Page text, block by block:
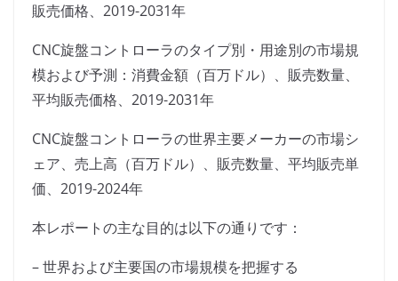
販売価格、2019-2031年
CNC旋盤コントローラのタイプ別・用途別の市場規
模および予測：消費金額（百万ドル）、販売数量、
平均販売価格、2019-2031年
CNC旋盤コントローラの世界主要メーカーの市場シ
ェア、売上高（百万ドル）、販売数量、平均販売単
価、2019-2024年
本レポートの主な目的は以下の通りです：
– 世界および主要国の市場規模を把握する